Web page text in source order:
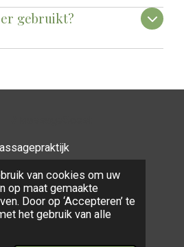
van cookies om uw
op maat gemaakte
Door op ‘Accepteren’ te
het gebruik van alle
gebruikt?